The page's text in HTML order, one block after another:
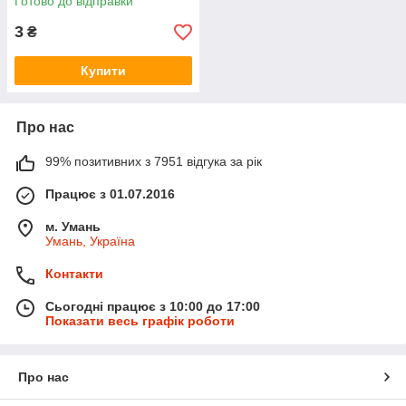
3 ₴
Купити
Про нас
99% позитивних з 7951 відгука за рік
Працює з 01.07.2016
м. Умань
Умань, Україна
Контакти
Сьогодні працює з 10:00 до 17:00
Показати весь графік роботи
Про нас